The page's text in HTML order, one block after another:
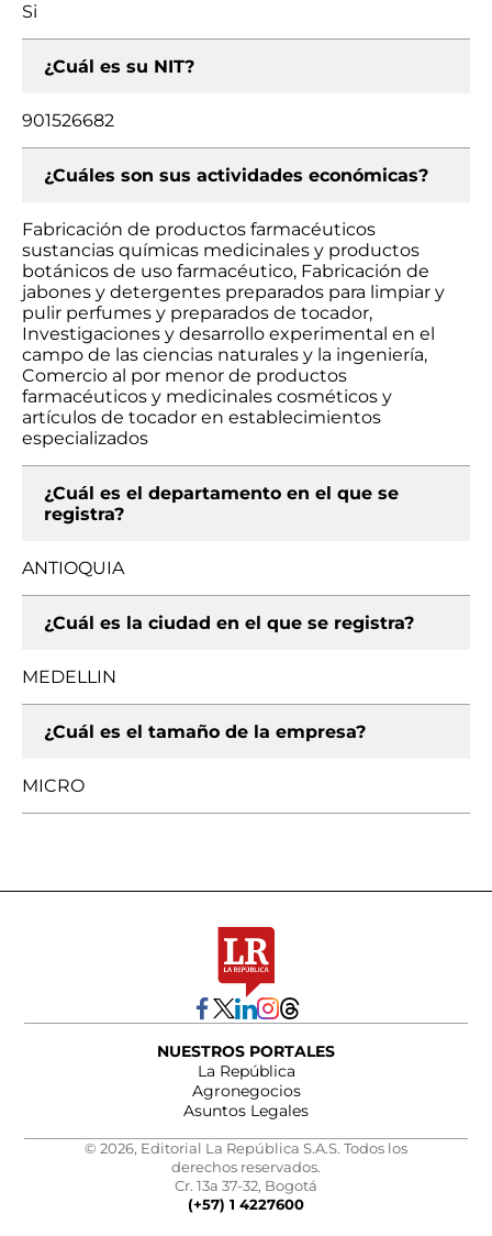
Si
¿Cuál es su NIT?
901526682
¿Cuáles son sus actividades económicas?
Fabricación de productos farmacéuticos
sustancias químicas medicinales y productos
botánicos de uso farmacéutico, Fabricación de
jabones y detergentes preparados para limpiar y
pulir perfumes y preparados de tocador,
Investigaciones y desarrollo experimental en el
campo de las ciencias naturales y la ingeniería,
Comercio al por menor de productos
farmacéuticos y medicinales cosméticos y
artículos de tocador en establecimientos
especializados
¿Cuál es el departamento en el que se
registra?
ANTIOQUIA
¿Cuál es la ciudad en el que se registra?
MEDELLIN
¿Cuál es el tamaño de la empresa?
MICRO
NUESTROS PORTALES
La República
Agronegocios
Asuntos Legales
© 2026, Editorial La República S.A.S. Todos los
derechos reservados.
Cr. 13a 37-32, Bogotá
(+57) 1 4227600